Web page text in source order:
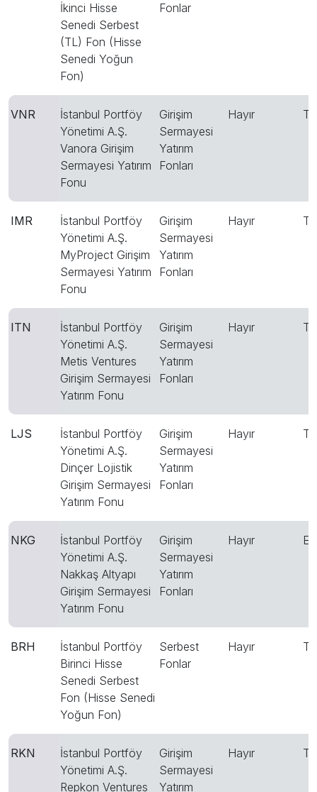
İkinci Hisse
Senedi Serbest
(TL) Fon (Hisse
Senedi Yoğun
Fon)
Fonlar
VNR
İstanbul Portföy
Yönetimi A.Ş.
Vanora Girişim
Sermayesi Yatırım
Fonu
Girişim
Sermayesi
Yatırım
Fonları
Hayır
IMR
İstanbul Portföy
Yönetimi A.Ş.
MyProject Girişim
Sermayesi Yatırım
Fonu
Girişim
Sermayesi
Yatırım
Fonları
Hayır
ITN
İstanbul Portföy
Yönetimi A.Ş.
Metis Ventures
Girişim Sermayesi
Yatırım Fonu
Girişim
Sermayesi
Yatırım
Fonları
Hayır
LJS
İstanbul Portföy
Yönetimi A.Ş.
Dinçer Lojistik
Girişim Sermayesi
Yatırım Fonu
Girişim
Sermayesi
Yatırım
Fonları
Hayır
NKG
İstanbul Portföy
Yönetimi A.Ş.
Nakkaş Altyapı
Girişim Sermayesi
Yatırım Fonu
Girişim
Sermayesi
Yatırım
Fonları
Hayır
BRH
İstanbul Portföy
Birinci Hisse
Senedi Serbest
Fon (Hisse Senedi
Yoğun Fon)
Serbest
Fonlar
Hayır
RKN
İstanbul Portföy
Yönetimi A.Ş.
Repkon Ventures
Girişim
Sermayesi
Yatırım
Hayır